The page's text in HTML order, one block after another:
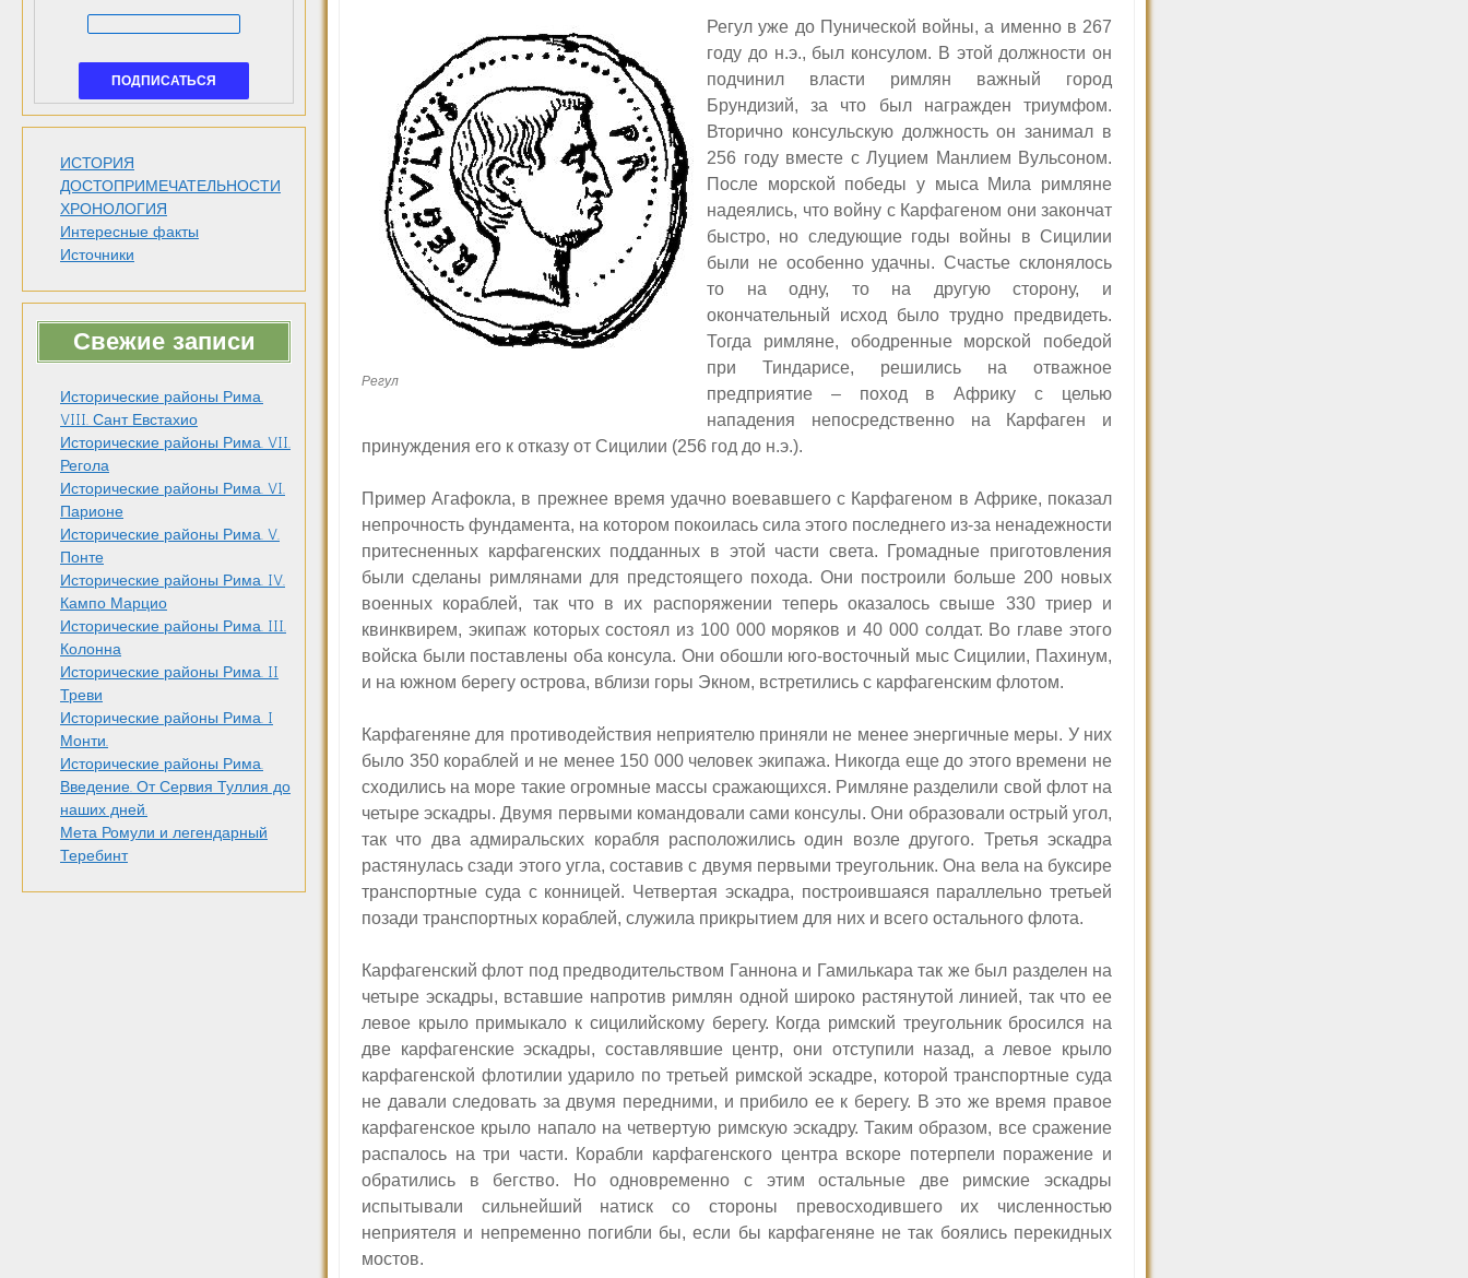
ИСТОРИЯ
ДОСТОПРИМЕЧАТЕЛЬНОСТИ
ХРОНОЛОГИЯ
Интересные факты
Источники
Свежие записи
Исторические районы Рима.
VIII. Сант Евстахио
Исторические районы Рима. VII.
Регола
Исторические районы Рима. VI.
Парионе
Исторические районы Рима. V.
Понте
Исторические районы Рима. IV.
Кампо Марцио
Исторические районы Рима. III.
Колонна
Исторические районы Рима. II
Треви
Исторические районы Рима. I
Монти.
Исторические районы Рима.
Введение. От Сервия Туллия до
наших дней.
Мета Ромули и легендарный
Теребинт
Регул
Регул уже до Пунической войны, а именно в 267
году до н.э., был консулом. В этой должности он
подчинил власти римлян важный город
Брундизий, за что был награжден триумфом.
Вторично консульскую должность он занимал в
256 году вместе с Луцием Манлием Вульсоном.
После морской победы у мыса Мила римляне
надеялись, что войну с Карфагеном они закончат
быстро, но следующие годы войны в Сицилии
были не особенно удачны. Счастье склонялось
то на одну, то на другую сторону, и
окончательный исход было трудно предвидеть.
Тогда римляне, ободренные морской победой
при Тиндарисе, решились на отважное
предприятие – поход в Африку с целью
нападения непосредственно на Карфаген и
принуждения его к отказу от Сицилии (256 год до н.э.).
Пример Агафокла, в прежнее время удачно воевавшего с Карфагеном в Африке, показал
непрочность фундамента, на котором покоилась сила этого последнего из-за ненадежности
притесненных карфагенских подданных в этой части света. Громадные приготовления
были сделаны римлянами для предстоящего похода. Они построили больше 200 новых
военных кораблей, так что в их распоряжении теперь оказалось свыше 330 триер и
квинквирем, экипаж которых состоял из 100 000 моряков и 40 000 солдат. Во главе этого
войска были поставлены оба консула. Они обошли юго-восточный мыс Сицилии, Пахинум,
и на южном берегу острова, вблизи горы Экном, встретились с карфагенским флотом.
Карфагеняне для противодействия неприятелю приняли не менее энергичные меры. У них
было 350 кораблей и не менее 150 000 человек экипажа. Никогда еще до этого времени не
сходились на море такие огромные массы сражающихся. Римляне разделили свой флот на
четыре эскадры. Двумя первыми командовали сами консулы. Они образовали острый угол,
так что два адмиральских корабля расположились один возле другого. Третья эскадра
растянулась сзади этого угла, составив с двумя первыми треугольник. Она вела на буксире
транспортные суда с конницей. Четвертая эскадра, построившаяся параллельно третьей
позади транспортных кораблей, служила прикрытием для них и всего остального флота.
Карфагенский флот под предводительством Ганнона и Гамилькара так же был разделен на
четыре эскадры, вставшие напротив римлян одной широко растянутой линией, так что ее
левое крыло примыкало к сицилийскому берегу. Когда римский треугольник бросился на
две карфагенские эскадры, составлявшие центр, они отступили назад, а левое крыло
карфагенской флотилии ударило по третьей римской эскадре, которой транспортные суда
не давали следовать за двумя передними, и прибило ее к берегу. В это же время правое
карфагенское крыло напало на четвертую римскую эскадру. Таким образом, все сражение
распалось на три части. Корабли карфагенского центра вскоре потерпели поражение и
обратились в бегство. Но одновременно с этим остальные две римские эскадры
испытывали сильнейший натиск со стороны превосходившего их численностью
неприятеля и непременно погибли бы, если бы карфагеняне не так боялись перекидных
мостов.